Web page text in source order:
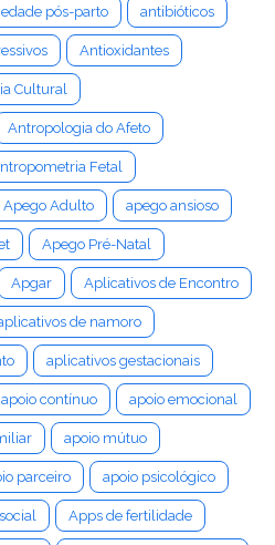
pós-parto antibióticos
Antioxidantes
Cultural
Antropologia do Afeto
Fetal
Apego Adulto apego ansioso
Apego Pré-Natal
Apgar Aplicativos de Encontro
de namoro
aplicativos gestacionais
apoio contínuo apoio emocional
apoio mútuo
parceiro apoio psicológico
Apps de fertilidade